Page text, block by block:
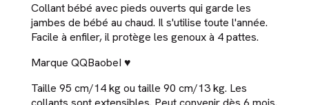
Collant bébé avec pieds ouverts qui garde les
jambes de bébé au chaud. Il s'utilise toute l'année.
Facile à enfiler, il protège les genoux à 4 pattes.
Marque QQBaobeI ♥
Taille 95 cm/14 kg ou taille 90 cm/13 kg. Les